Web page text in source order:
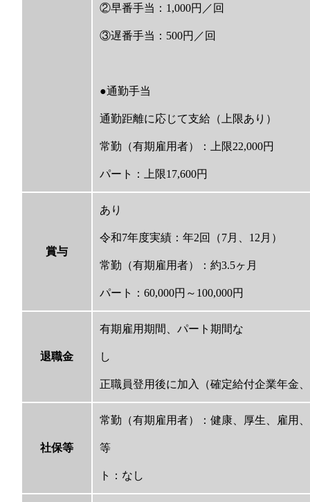
②早番手当：1,000円／回
③遅番手当：500円／回
●通勤手当
通勤距離に応じて支給（上限あり）
常勤（有期雇用者）：上限22,000円
パート：上限17,600円
賞与
あり
令和7年度実績：年2回（7月、12月）
常勤（有期雇用者）：約3.5ヶ月
パート：60,000円～100,000円
退職金
有期雇用期間、パート期間な
正職員登用後に加入（確定給付企業年金
社保等
常勤（有期雇用者）：健康、厚生、雇
等
ト：なし